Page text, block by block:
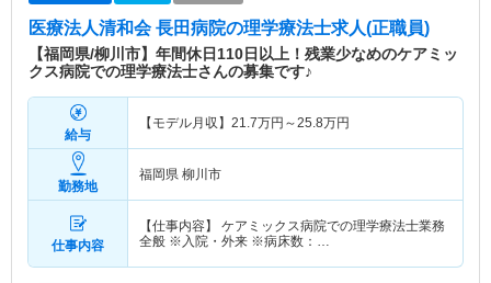
医療法人清和会 長田病院の理学療法士求人(正職員)
【福岡県/柳川市】年間休日110日以上！残業少なめのケアミッ
クス病院での理学療法士さんの募集です♪
給与
【モデル月収】 21.7万円～25.8万円
勤務地
福岡県 柳川市
仕事内容
【仕事内容】 ケアミックス病院での理学療法士業務
全般 ※入院・外来 ※病床数：…